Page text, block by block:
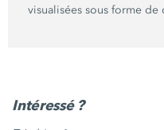
visualisées sous forme de
Intéressé ?